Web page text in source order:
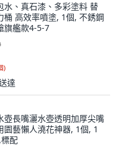
水、真石漆、多彩塗料 替
桶 高效率噴塗, 1個, 不銹鋼
旗艦款4-5-7
)
達
壺長嘴灑水壺透明加厚尖嘴
園藝懶人澆花神器, 1個, 1
配